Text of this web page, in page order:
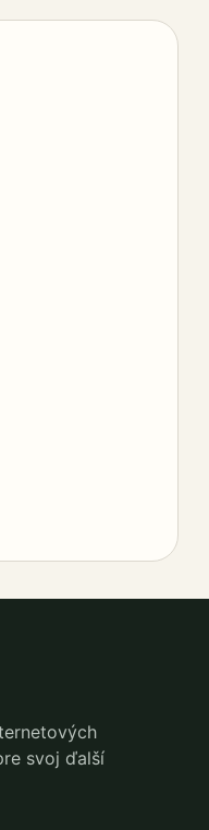
svoj ďalší